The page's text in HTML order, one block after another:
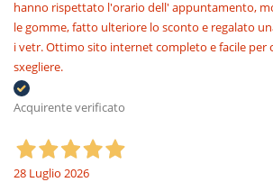
hanno rispettato l'orario dell' appuntamento,
le gomme, fatto ulteriore lo sconto e regalato
i vetr. Ottimo sito internet completo e facile per
sxegliere.
Acquirente verificato
28 Luglio 2026